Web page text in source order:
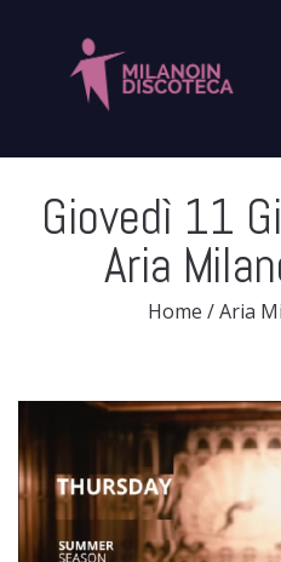
Giovedì 11
Aria
Home /Aria